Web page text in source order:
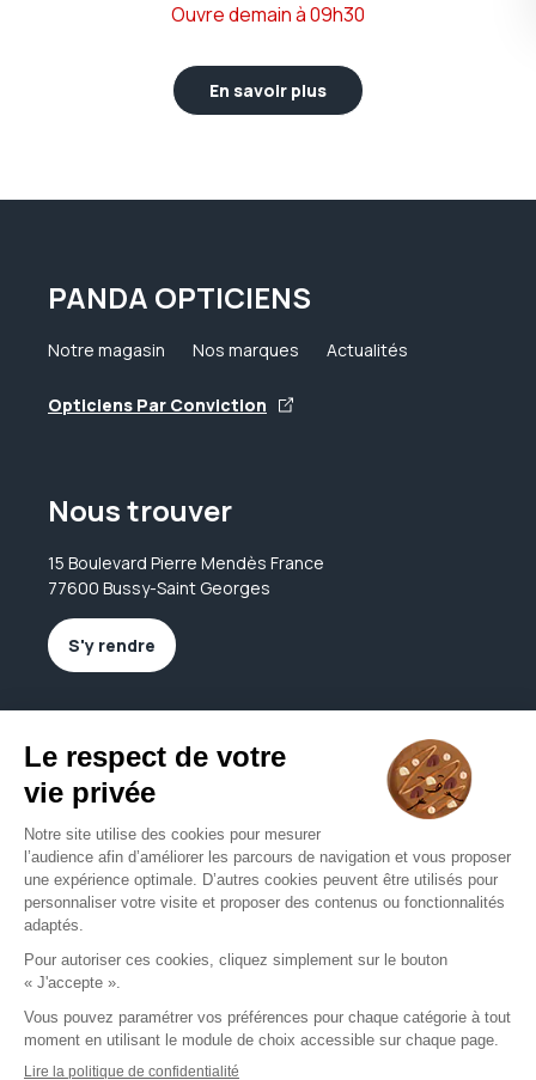
Ouvre demain à 09h30
En savoir plus
PANDA OPTICIENS
Notre magasin Nos marques Actualités
Opticiens Par Conviction
Nous trouver
15 Boulevard Pierre Mendès France
77600 Bussy-Saint Georges
S'y rendre
Nous contacter
01 86 04 65 48
Nous contacter